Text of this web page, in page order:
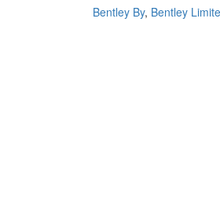
Bentley By, Bentley